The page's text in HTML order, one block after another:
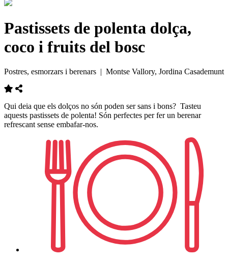
Pastissets de polenta dolça,
coco i fruits del bosc
Postres, esmorzars i berenars | Montse Vallory, Jordina Casademunt
Qui deia que els dolços no són poden ser sans i bons? Tasteu
aquests pastissets de polenta! Són perfectes per fer un berenar
refrescant sense embafar-nos.